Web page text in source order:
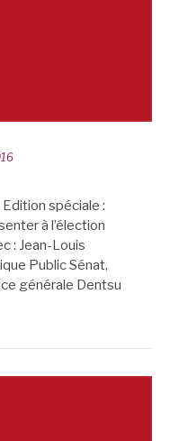
spéciale :
à l’élection
: Jean-Louis
Public Sénat,
générale Dentsu